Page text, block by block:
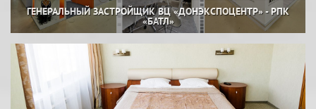
ГЕНЕРАЛЬНЫЙ ЗАСТРОЙЩИК ВЦ «ДОНЭКСПОЦЕНТР» - РПК
«БАТЛ»